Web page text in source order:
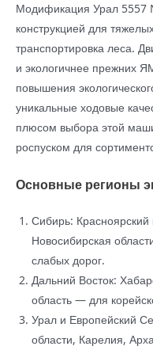
Модификация Урал 5557
конструкцией для
транспортировка леса.
и экологичнее прежних
повышения
уникальные ходовые
плюсом выбора этой
роспуском для
Основные регионы
Сибирь: Красноярский
Новосибирская
слабых дорог.
Дальний Восток:
область — для
Урал и Европейский
области, Карелия,